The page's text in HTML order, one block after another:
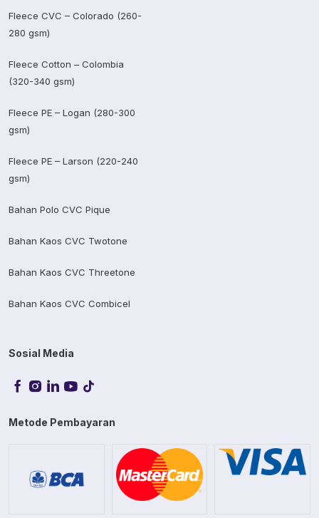
Fleece CVC – Colorado (260-
280 gsm)
Fleece Cotton – Colombia
(320-340 gsm)
Fleece PE – Logan (280-300
gsm)
Fleece PE – Larson (220-240
gsm)
Bahan Polo CVC Pique
Bahan Kaos CVC Twotone
Bahan Kaos CVC Threetone
Bahan Kaos CVC Combicel
Sosial Media
Metode Pembayaran